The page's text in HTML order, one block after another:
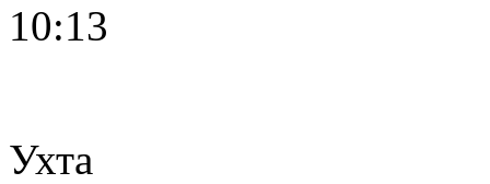
10:13
Ухта